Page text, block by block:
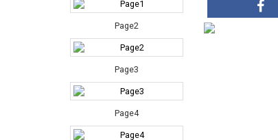
Page2
Page3
Page4